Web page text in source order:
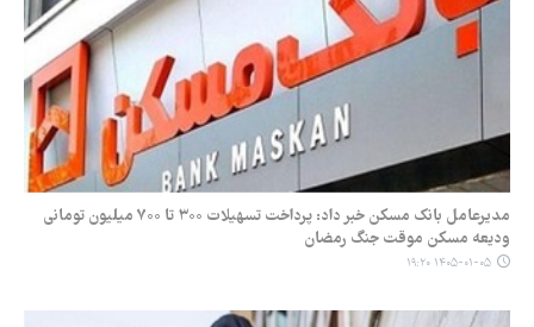
مدیرعامل بانک مسکن خبر داد: پرداخت تسهیلات ۳۰۰ تا ۷۰۰ میلیون تومانی
ودیعه مسکن موقت جنگ رمضان
۱۴۰۵-۰۱-۰۵ ۱۹:۲۰